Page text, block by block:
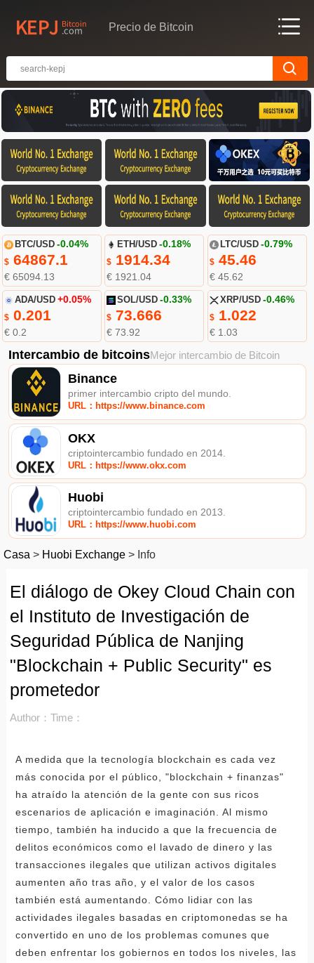
Precio de Bitcoin
BTC/USD -0.04%
$64867.1
€ 65094.13
ETH/USD -0.18%
$ 1914.34
€ 1921.04
LTC/USD -0.79%
$45.46
€ 45.62
ADA/USD +0.05%
$0.201
€ 0.2
SOL/USD -0.33%
$ 73.666
€ 73.92
XRP/USD -0.46%
$1.022
€ 1.03
Intercambio de bitcoinsMejor intercambio de Bitcoin
Binance
primer intercambio cripto del mundo.
URL：https://www.binance.com
OKX
criptointercambio fundado en 2014.
URL：https://www.okx.com
Huobi
criptointercambio fundado en 2013.
URL：https://www.huobi.com
Casa > Huobi Exchange > Info
El diálogo de Okey Cloud Chain con
el Instituto de Investigación de
Seguridad Pública de Nanjing
"Blockchain + Public Security" es
prometedor
Author： Time：
A medida que la tecnología blockchain es cada vez
más conocida por el público, "blockchain + finanzas"
ha atraído la atención de la gente con sus ricos
escenarios de aplicación e imaginación. Al mismo
tiempo, también ha inducido a que la frecuencia de
delitos económicos como el lavado de dinero y las
transacciones ilegales que utilizan activos digitales
aumenten año tras año, y el valor de los casos
también está aumentando. Cómo lidiar con las
actividades ilegales basadas en criptomonedas se ha
convertido en uno de los problemas comunes que
deben enfrentar los gobiernos en todos los niveles, las